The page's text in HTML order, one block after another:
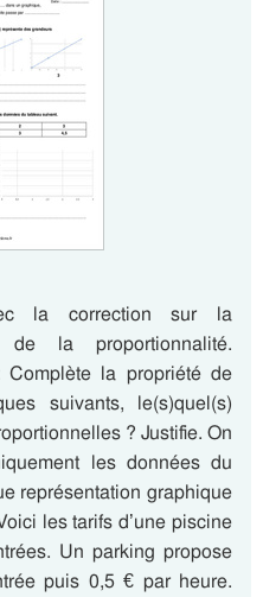
la correction sur la
de la proportionnalité.
la propriété de
suivants, le(s)quel(s)
? Justifie. On
les données du
représentation graphique
les tarifs d’une piscine
Un parking propose
puis 0,5 € par heure.